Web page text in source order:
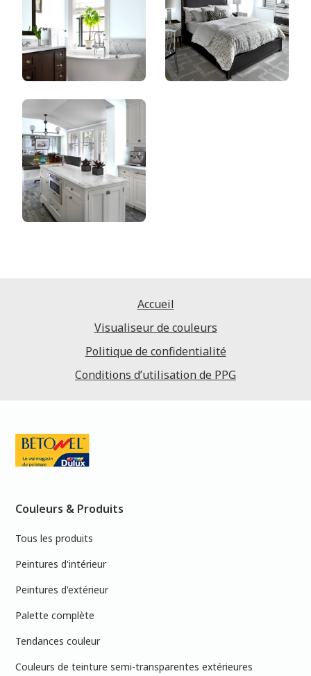
Accueil
Visualiseur de couleurs
Politique de confidentialité
Conditions d’utilisation de PPG
Couleurs & Produits
Tous les produits
Peintures d'intérieur
Peintures d'extérieur
Palette complète
Tendances couleur
Couleurs de teinture semi-transparentes extérieures